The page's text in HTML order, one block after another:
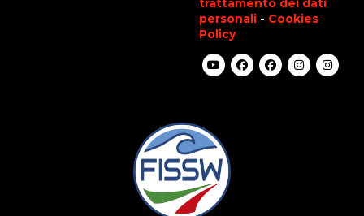
trattamento dei dati
personali - Cookies
Policy